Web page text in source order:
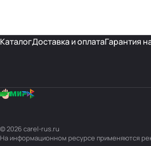
КаталогДоставка и оплатаГарантия
© 2026 carel-rus.ru
На информационном ресурсе применяются